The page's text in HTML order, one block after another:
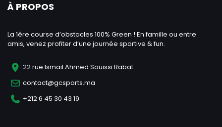
À PROPOS
La 1ère course d’obstacles 100% Green ! En famille ou entre
amis, venez profiter d’une journée sportive & fun.
22 rue Ismail Ahmed Souissi Rabat
contact@gcsports.ma
+212 6 45 30 43 19